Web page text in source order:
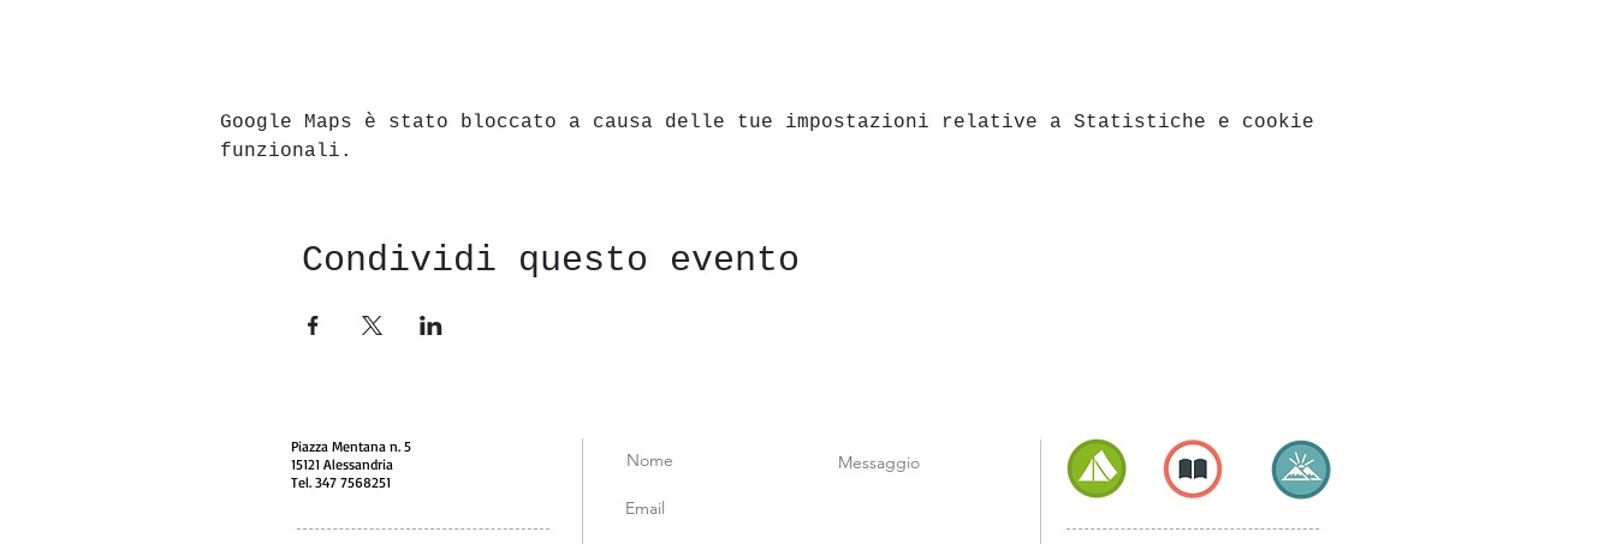
Google Maps è stato bloccato a causa delle tue impostazioni relative a Statistiche e cookie
funzionali.
Condividi questo evento
Piazza Mentana n. 5
15121 Alessandria
Tel. 347 7568251